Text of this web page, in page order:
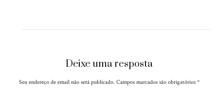
Deixe uma resposta
Seu endereço de email não será publicado. Campos marcados são obrigatórios *